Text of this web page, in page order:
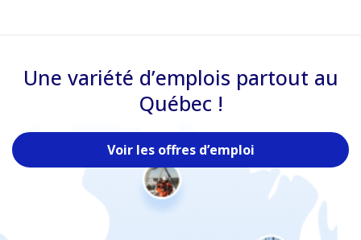
Une variété d’emplois partout au
Québec !
Voir les offres d’emploi